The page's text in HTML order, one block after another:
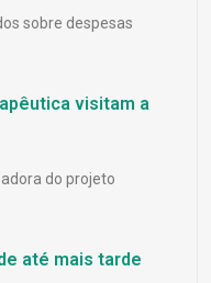
sobre despesas
visitam a
do projeto
até mais tarde